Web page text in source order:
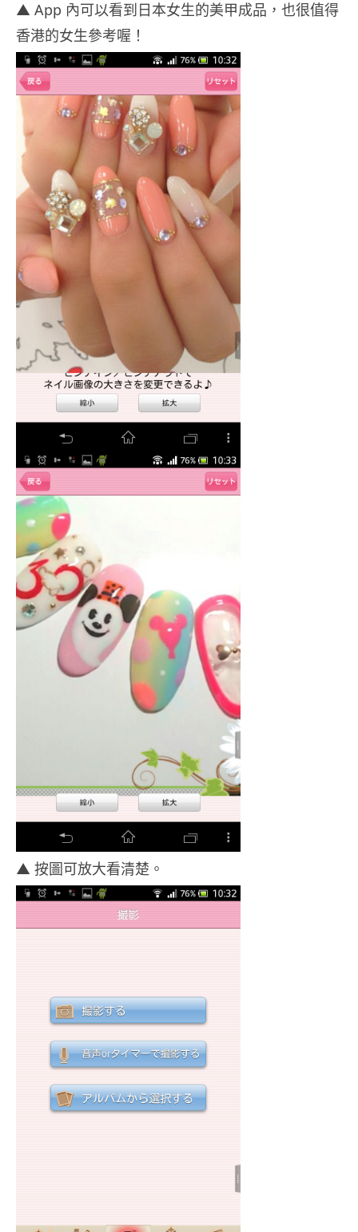
▲ App 內可以看到日本女生的美甲成品，也很值得
香港的女生參考喔！
▲ 按圖可放大看清楚。